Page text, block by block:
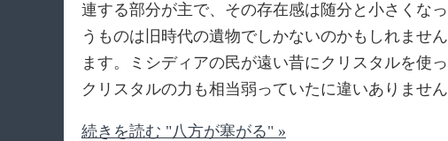
連する部分が主で、その存在感は随分と小さくな
うものは旧時代の遺物でしかないのかもしれませ
ます。ミシディアの民が遠い昔にクリスタルを使
クリスタルの力も相当弱っていたに違いありませ
続きを読む "八方が塞がる" »